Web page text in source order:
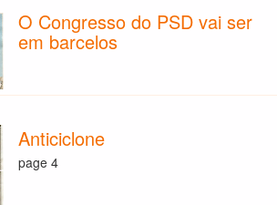
O Congresso do PSD vai ser
em barcelos
Anticiclone
page 4